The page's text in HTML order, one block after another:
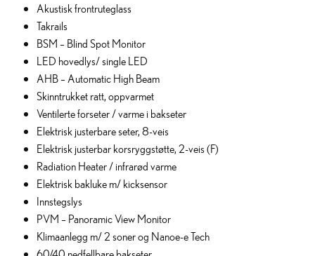
Akustisk frontruteglass
Takrails
BSM – Blind Spot Monitor
LED hovedlys/ single LED
AHB – Automatic High Beam
Skinntrukket ratt, oppvarmet
Ventilerte forseter / varme i bakseter
Elektrisk justerbare seter, 8-veis
Elektrisk justerbar korsryggstøtte, 2-veis (F)
Radiation Heater / infrarød varme
Elektrisk bakluke m/ kicksensor
Innstegslys
PVM – Panoramic View Monitor
Klimaanlegg m/ 2 soner og Nanoe-e Tech